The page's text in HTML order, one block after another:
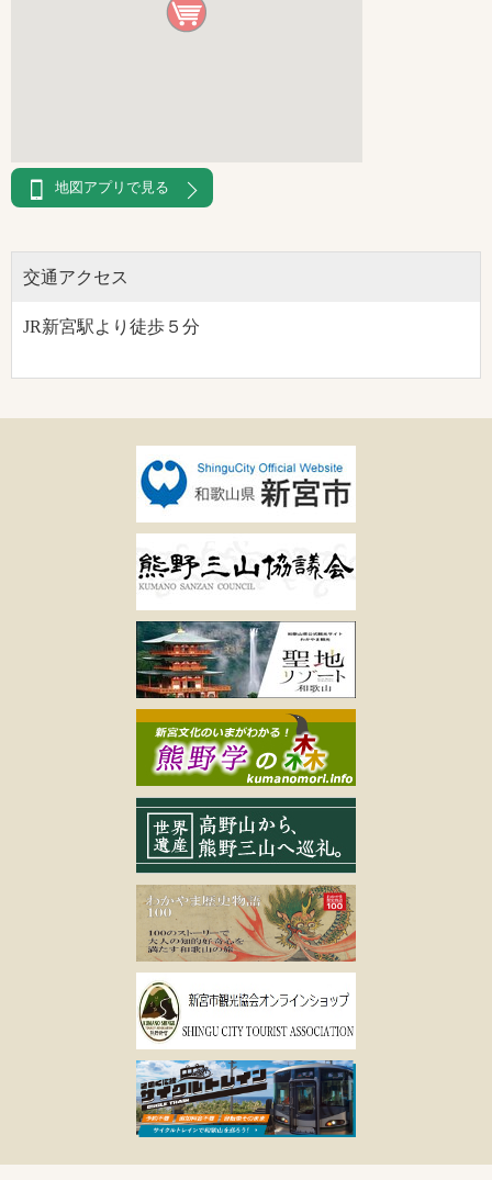
地図アプリで見る
交通アクセス
JR新宮駅より徒歩５分